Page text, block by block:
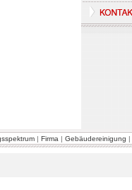
| Firma | Gebäudereinigung |